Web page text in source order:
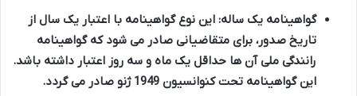
گواهینامه یک ساله: این نوع گواهینامه با اعتبار یک سال از
تاریخ صدور، برای متقاضیانی صادر می شود که گواهینامه
رانندگی ملی آن ها حداقل یک ماه و سه روز اعتبار داشته باشد.
این گواهینامه تحت کنوانسیون 1949 ژنو صادر می گردد.